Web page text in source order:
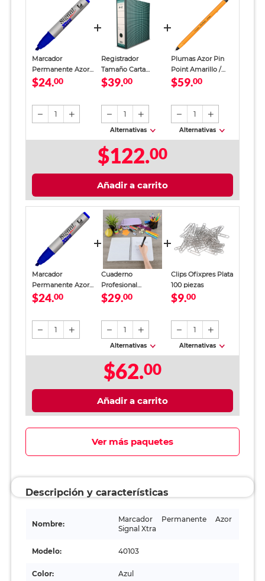
Marcador
Permanente Azor
Signal Xtra / Punta
$24.00
1
Registrador
Tamaño Carta
Office Depot
$39.00
1
Alternativas
Plumas Azor Pin
Point Amarillo /
Punto fino / Tinta
$59.00
1
Alternativas
$122.00
Añadir a carrito
Marcador
Permanente Azor
Signal Xtra / Punta
$24.00
1
Cuaderno
Profesional
SkyBook Go Plus
$29.00
1
Alternativas
Clips Ofixpres Plata
100 piezas
$9.00
1
Alternativas
$62.00
Añadir a carrito
Ver más paquetes
Descripción y características
Nombre:
Marcador Permanente Azor
Signal Xtra
Modelo: 40103
Color: Azul